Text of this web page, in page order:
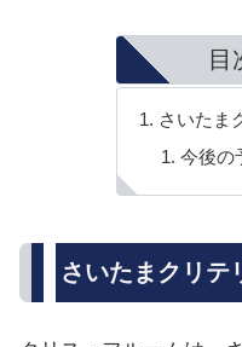
目
さいたま
今後の
さいたまクリテ